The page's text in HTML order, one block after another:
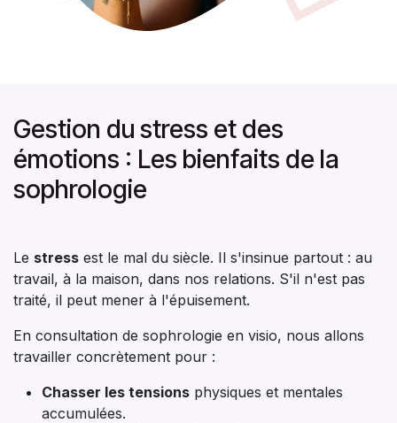
Gestion du stress et des
émotions : Les bienfaits de la
sophrologie
Le stress est le mal du siècle. Il s'insinue partout : au
travail, à la maison, dans nos relations. S'il n'est pas
traité, il peut mener à l'épuisement.
En consultation de sophrologie en visio, nous allons
travailler concrètement pour :
Chasser les tensions physiques et mentales
accumulées.